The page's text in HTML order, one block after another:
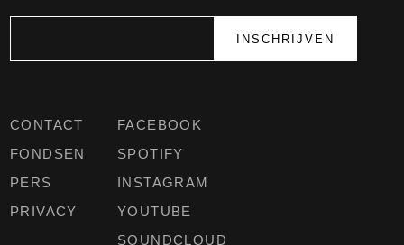
CONTACT
FONDSEN
PERS
PRIVACY
FACEBOOK
SPOTIFY
INSTAGRAM
YOUTUBE
SOUNDCLOUD